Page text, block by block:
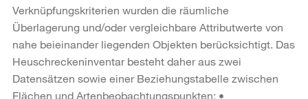
Verknüpfungskriterien wurden die räumliche
Überlagerung und/oder vergleichbare Attributwerte von
nahe beieinander liegenden Objekten berücksichtigt. Das
Heuschreckeninventar besteht daher aus zwei
Datensätzen sowie einer Beziehungstabelle zwischen
Flächen und Artenbeobachtungspunkten: •